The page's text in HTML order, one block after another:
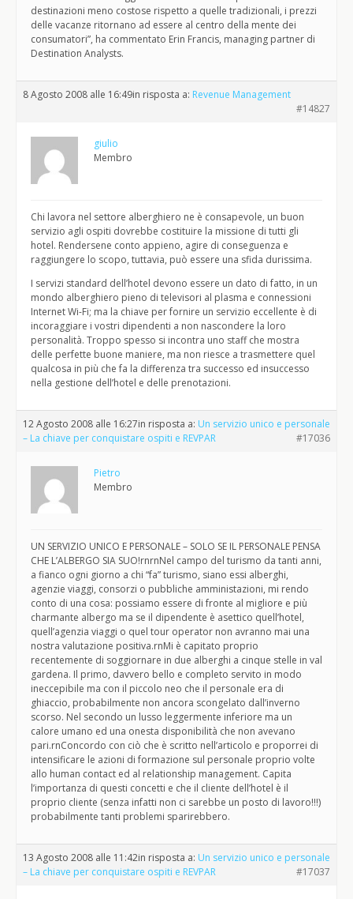
destinazioni meno costose rispetto a quelle tradizionali, i prezzi
delle vacanze ritornano ad essere al centro della mente dei
consumatori”, ha commentato Erin Francis, managing partner di
Destination Analysts.
8 Agosto 2008 alle 16:49in risposta a: Revenue Management
#14827
giulio
Membro
Chi lavora nel settore alberghiero ne è consapevole, un buon
servizio agli ospiti dovrebbe costituire la missione di tutti gli
hotel. Rendersene conto appieno, agire di conseguenza e
raggiungere lo scopo, tuttavia, può essere una sfida durissima.
I servizi standard dell’hotel devono essere un dato di fatto, in un
mondo alberghiero pieno di televisori al plasma e connessioni
Internet Wi-Fi; ma la chiave per fornire un servizio eccellente è di
incoraggiare i vostri dipendenti a non nascondere la loro
personalità. Troppo spesso si incontra uno staff che mostra
delle perfette buone maniere, ma non riesce a trasmettere quel
qualcosa in più che fa la differenza tra successo ed insuccesso
nella gestione dell’hotel e delle prenotazioni.
12 Agosto 2008 alle 16:27in risposta a: Un servizio unico e personale
– La chiave per conquistare ospiti e REVPAR
#17036
Pietro
Membro
UN SERVIZIO UNICO E PERSONALE – SOLO SE IL PERSONALE PENSA
CHE L’ALBERGO SIA SUO!rnrnNel campo del turismo da tanti anni,
a fianco ogni giorno a chi “fa” turismo, siano essi alberghi,
agenzie viaggi, consorzi o pubbliche amministazioni, mi rendo
conto di una cosa: possiamo essere di fronte al migliore e più
charmante albergo ma se il dipendente è asettico quell’hotel,
quell’agenzia viaggi o quel tour operator non avranno mai una
nostra valutazione positiva.rnMi è capitato proprio
recentemente di soggiornare in due alberghi a cinque stelle in val
gardena. Il primo, davvero bello e completo servito in modo
ineccepibile ma con il piccolo neo che il personale era di
ghiaccio, probabilmente non ancora scongelato dall’inverno
scorso. Nel secondo un lusso leggermente inferiore ma un
calore umano ed una onesta disponibilità che non avevano
pari.rnConcordo con ciò che è scritto nell’articolo e proporrei di
intensificare le azioni di formazione sul personale proprio volte
allo human contact ed al relationship management. Capita
l’importanza di questi concetti e che il cliente dell’hotel è il
proprio cliente (senza infatti non ci sarebbe un posto di lavoro!!!)
probabilmente tanti problemi sparirebbero.
13 Agosto 2008 alle 11:42in risposta a: Un servizio unico e personale
– La chiave per conquistare ospiti e REVPAR
#17037